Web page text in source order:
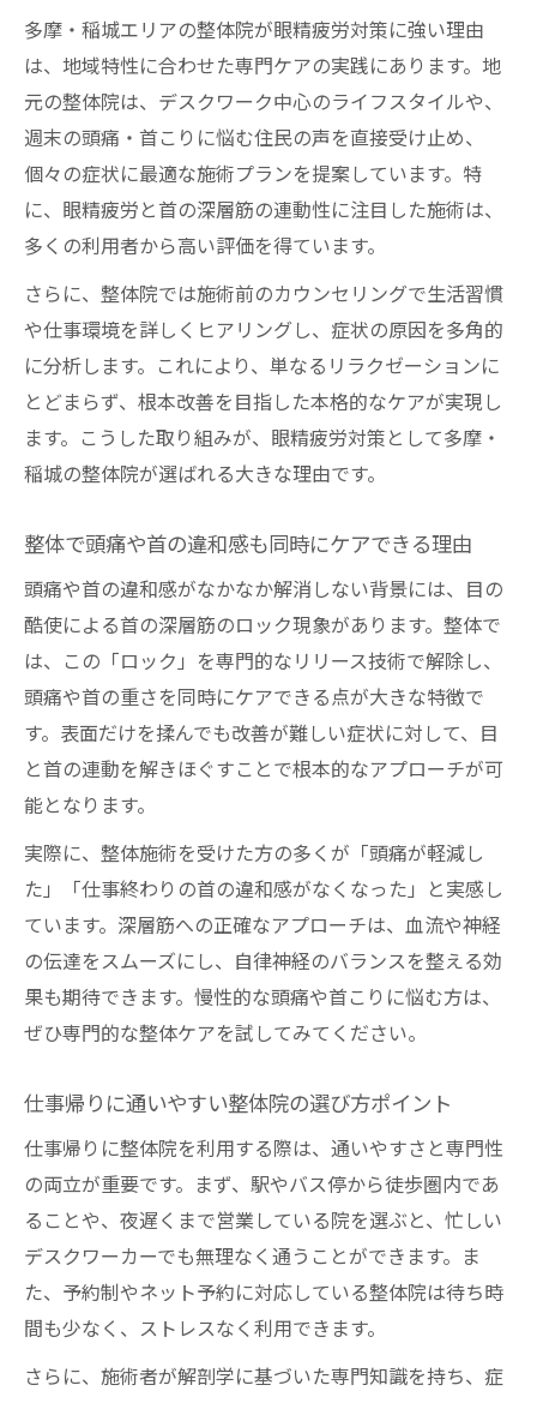
多摩・稲城エリアの整体院が眼精疲労対策に強い理由
は、地域特性に合わせた専門ケアの実践にあります。地
元の整体院は、デスクワーク中心のライフスタイルや、
週末の頭痛・首こりに悩む住民の声を直接受け止め、
個々の症状に最適な施術プランを提案しています。特
に、眼精疲労と首の深層筋の連動性に注目した施術は、
多くの利用者から高い評価を得ています。
さらに、整体院では施術前のカウンセリングで生活習慣
や仕事環境を詳しくヒアリングし、症状の原因を多角的
に分析します。これにより、単なるリラクゼーションに
とどまらず、根本改善を目指した本格的なケアが実現し
ます。こうした取り組みが、眼精疲労対策として多摩・
稲城の整体院が選ばれる大きな理由です。
整体で頭痛や首の違和感も同時にケアできる理由
頭痛や首の違和感がなかなか解消しない背景には、目の
酷使による首の深層筋のロック現象があります。整体で
は、この「ロック」を専門的なリリース技術で解除し、
頭痛や首の重さを同時にケアできる点が大きな特徴で
す。表面だけを揉んでも改善が難しい症状に対して、目
と首の連動を解きほぐすことで根本的なアプローチが可
能となります。
実際に、整体施術を受けた方の多くが「頭痛が軽減し
た」「仕事終わりの首の違和感がなくなった」と実感し
ています。深層筋への正確なアプローチは、血流や神経
の伝達をスムーズにし、自律神経のバランスを整える効
果も期待できます。慢性的な頭痛や首こりに悩む方は、
ぜひ専門的な整体ケアを試してみてください。
仕事帰りに通いやすい整体院の選び方ポイント
仕事帰りに整体院を利用する際は、通いやすさと専門性
の両立が重要です。まず、駅やバス停から徒歩圏内であ
ることや、夜遅くまで営業している院を選ぶと、忙しい
デスクワーカーでも無理なく通うことができます。ま
た、予約制やネット予約に対応している整体院は待ち時
間も少なく、ストレスなく利用できます。
さらに、施術者が解剖学に基づいた専門知識を持ち、症